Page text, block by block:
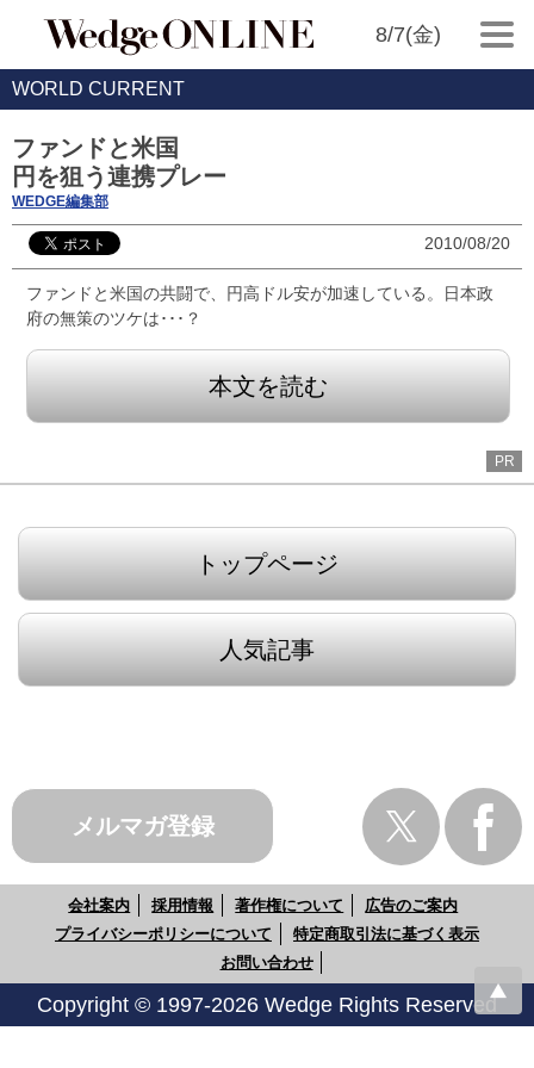
8/7(金)
WORLD CURRENT
ファンドと米国
円を狙う連携プレー
WEDGE編集部
2010/08/20
ファンドと米国の共闘で、円高ドル安が加速している。日本政
府の無策のツケは･･･？
本文を読む
PR
トップページ
人気記事
メルマガ登録
会社案内 採用情報 著作権について
広告のご案内
プライバシーポリシーについて
特定商取引法に基づく表示
お問い合わせ
Copyright © 1997-2026 Wedge Rights Reserved